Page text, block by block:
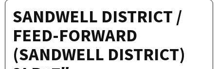
SANDWELL DISTRICT /
FEED-FORWARD
(SANDWELL DISTRICT)